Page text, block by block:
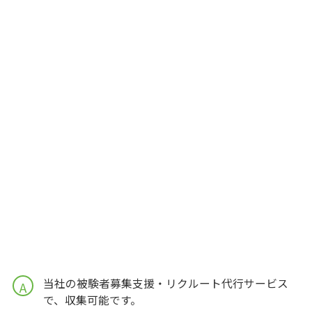
A
当社の被験者募集支援・リクルート代行サービス
で、収集可能です。